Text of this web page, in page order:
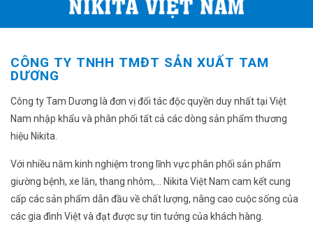
CÔNG TY TNHH TMĐT SẢN XUẤT TAM
DƯƠNG
Công ty Tam Dương là đơn vị đối tác độc quyền duy nhất tại Việt
Nam nhập khẩu và phân phối tất cả các dòng sản phẩm thương
hiệu Nikita.
Với nhiều năm kinh nghiệm trong lĩnh vực phân phối sản phẩm
giường bệnh, xe lăn, thang nhôm,... Nikita Việt Nam cam kết cung
cấp các sản phẩm dẫn đầu về chất lượng, nâng cao cuộc sống của
các gia đình Việt và đạt được sự tin tưởng của khách hàng.